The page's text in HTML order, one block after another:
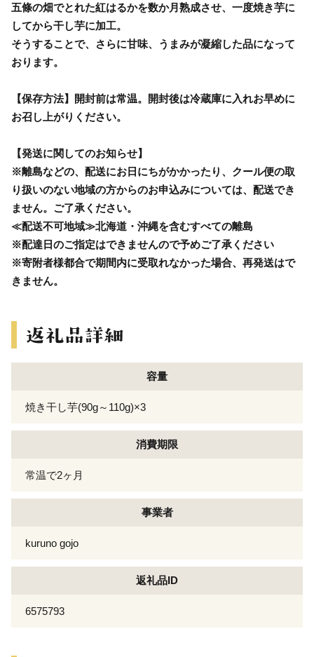
五條の畑でとれた紅はるかを数か月熟成させ、一度焼き芋に
してから干し芋に加工。
そうすることで、さらに甘味、うまみが凝縮した品になって
おります。
【保存方法】開封前は常温。開封後は冷蔵庫に入れお早めに
お召し上がりください。
【発送に関してのお知らせ】
※離島などの、配送にお日にちがかかったり、クール便の取
り扱いのない地域の方からのお申込みについては、配送でき
ません。ご了承ください。
≪配送不可地域≫北海道・沖縄を含むすべての離島
※配達日のご指定はできませんので予めご了承ください
※寄附者様都合で期間内に受取れなかった場合、再発送はで
きません。
容量
焼き干し芋(90g～110g)×3
消費期限
常温で2ヶ月
事業者
kuruno gojo
返礼品ID
6575793